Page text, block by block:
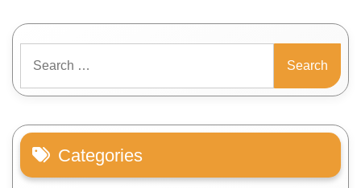
for:
Categories